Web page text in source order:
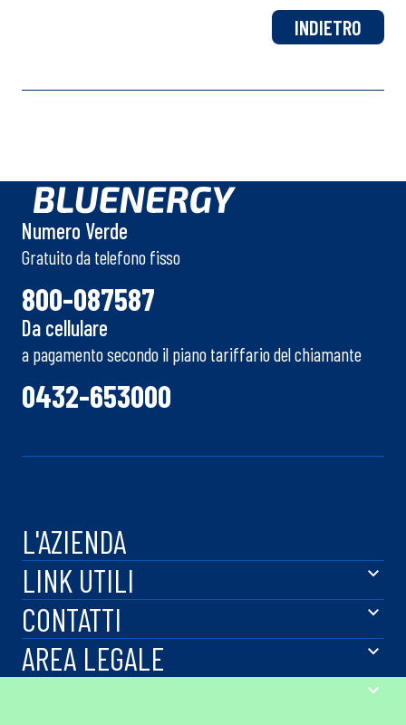
INDIETRO
Numero Verde
Gratuito da telefono fisso
800-087587
Da cellulare
a pagamento secondo il piano tariffario del chiamante
0432-653000
L'AZIENDA
LINK UTILI
CONTATTI
AREA LEGALE